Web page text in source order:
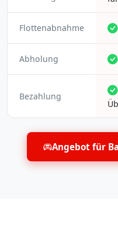
Flottenabnahme
Abholung
Bezahlung
Angebot für